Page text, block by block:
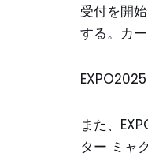
受付を開
する。カ
また、
ター ミャ